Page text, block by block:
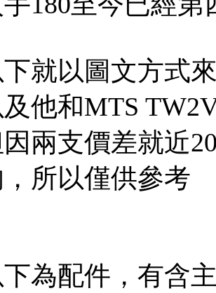
下就以圖文方式
及他和MTS
兩支價差就近
所以僅供參考
下為配件，有含